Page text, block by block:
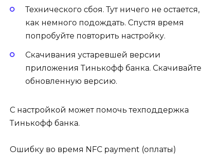
Технического сбоя. Тут ничего не остается,
как немного подождать. Спустя время
попробуйте повторить настройку.
Скачивания устаревшей версии
приложения Тинькофф банка. Скачивайте
обновленную версию.
С настройкой может помочь техподдержка
Тинькофф банка.
Ошибку во время NFC payment (оплаты)